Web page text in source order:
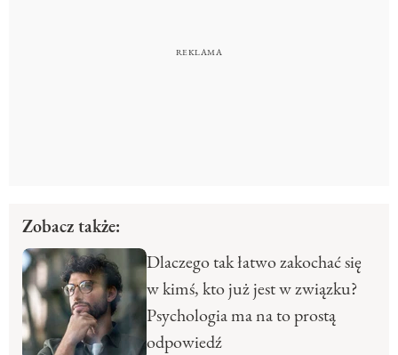
Zobacz także:
Dlaczego tak łatwo zakochać się
w kimś, kto już jest w związku?
Psychologia ma na to prostą
odpowiedź